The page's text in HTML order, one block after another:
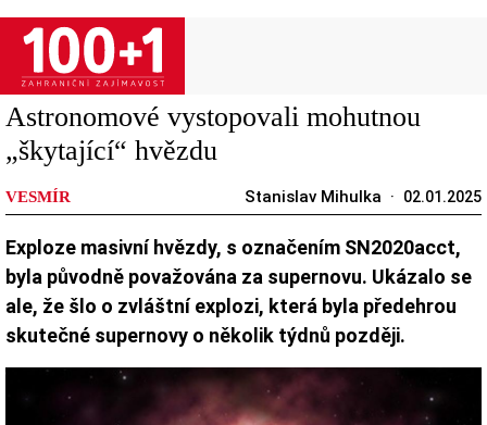
Přejít
hlavnímu
obsahu
Astronomové vystopovali mohutnou
„škytající“ hvězdu
VESMÍR Stanislav Mihulka 02.01.2025
Exploze masivní hvězdy, s označením SN2020acct,
byla původně považována za supernovu. Ukázalo se
ale, že šlo o zvláštní explozi, která byla předehrou
skutečné supernovy o několik týdnů později.